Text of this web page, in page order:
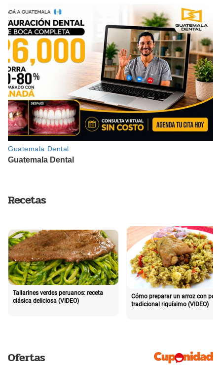
Recetas
Tallarines verdes peruanos: receta
clásica deliciosa (VIDEO)
Cómo preparar un arroz con pollo
tradicional riquísimo (VIDEO)
Ofertas